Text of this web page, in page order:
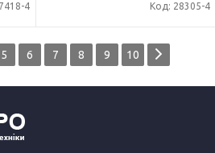
4 Код: 28305-4
5 6 7 8 9 10